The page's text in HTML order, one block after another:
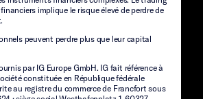
implique le risque élevé de perdre de
peuvent perdre plus que leur capital
par IG Europe GmbH. IG fait référence à
constituée en République fédérale
au registre du commerce de Francfort sous